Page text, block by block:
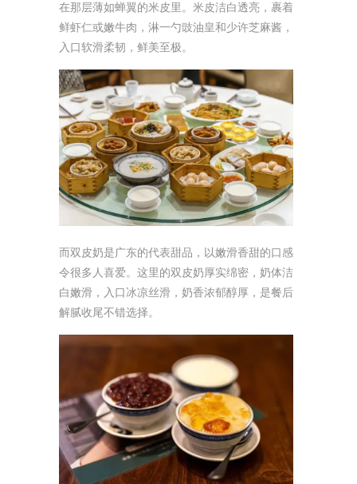
在那层薄如蝉翼的米皮里。米皮洁白透亮，裹着
鲜虾仁或嫩牛肉，淋一勺豉油皇和少许芝麻酱，
入口软滑柔韧，鲜美至极。
而双皮奶是广东的代表甜品，以嫩滑香甜的口感
令很多人喜爱。这里的双皮奶厚实绵密，奶体洁
白嫩滑，入口冰凉丝滑，奶香浓郁醇厚，是餐后
解腻收尾不错选择。